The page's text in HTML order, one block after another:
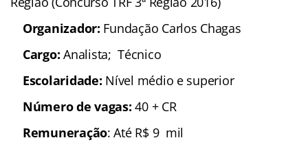
Organizador: Fundação Carlos Chagas
Cargo:Analista; Técnico
Escolaridade: Nível médio e superior
Número de vagas:40 + CR
Remuneração: Até R$ 9 mil